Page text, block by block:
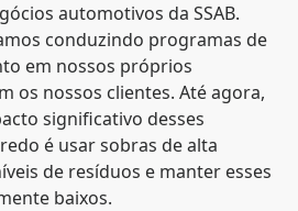
automotivos da SSAB.
conduzindo programas de
em nossos próprios
os nossos clientes. Até agora,
significativo desses
é usar sobras de alta
de resíduos e manter esses
baixos.